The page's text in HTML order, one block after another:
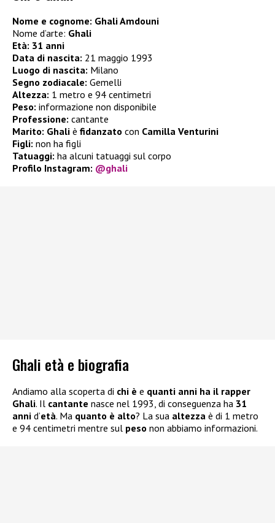
Nome e cognome: Ghali Amdouni
Nome d’arte: Ghali
Età: 31 anni
Data di nascita: 21 maggio 1993
Luogo di nascita: Milano
Segno zodiacale: Gemelli
Altezza: 1 metro e 94 centimetri
Peso: informazione non disponibile
Professione: cantante
Marito: Ghali è fidanzato con Camilla Venturini
Figli: non ha figli
Tatuaggi: ha alcuni tatuaggi sul corpo
Profilo Instagram: @ghali
Ghali età e biografia
Andiamo alla scoperta di chi è e quanti anni ha il rapper
Ghali. Il cantante nasce nel 1993, di conseguenza ha 31
anni d’età. Ma quanto è alto? La sua altezza è di 1 metro
e 94 centimetri mentre sul peso non abbiamo informazioni.